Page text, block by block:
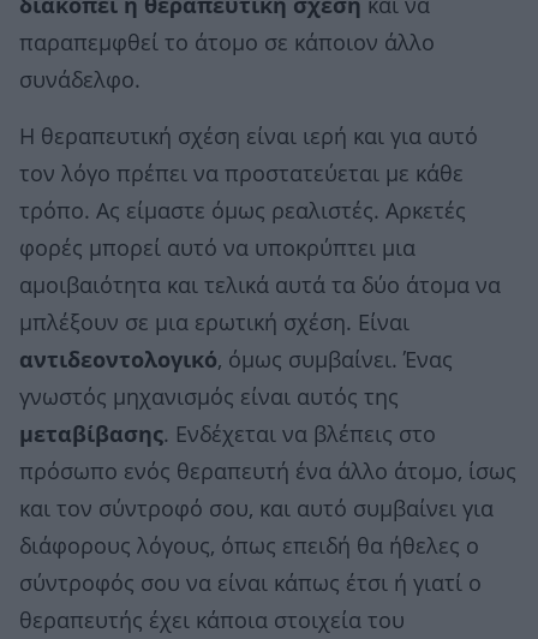
διακοπεί η θεραπευτική σχέση και να
παραπεμφθεί το άτομο σε κάποιον άλλο
συνάδελφο.
Η θεραπευτική σχέση είναι ιερή και για αυτό
τον λόγο πρέπει να προστατεύεται με κάθε
τρόπο. Ας είμαστε όμως ρεαλιστές. Αρκετές
φορές μπορεί αυτό να υποκρύπτει μια
αμοιβαιότητα και τελικά αυτά τα δύο άτομα να
μπλέξουν σε μια ερωτική σχέση. Είναι
αντιδεοντολογικό, όμως συμβαίνει. Ένας
γνωστός μηχανισμός είναι αυτός της
μεταβίβασης. Ενδέχεται να βλέπεις στο
πρόσωπο ενός θεραπευτή ένα άλλο άτομο, ίσως
και τον σύντροφό σου, και αυτό συμβαίνει για
διάφορους λόγους, όπως επειδή θα ήθελες ο
σύντροφός σου να είναι κάπως έτσι ή γιατί ο
θεραπευτής έχει κάποια στοιχεία του